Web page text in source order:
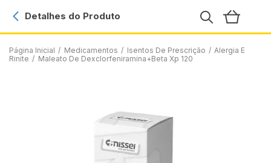
Página Inicial / Medicamentos / Isentos De Prescrição / Alergia E
Rinite / Maleato De Dexclorfeniramina+Beta Xp 120
Detalhes do Produto